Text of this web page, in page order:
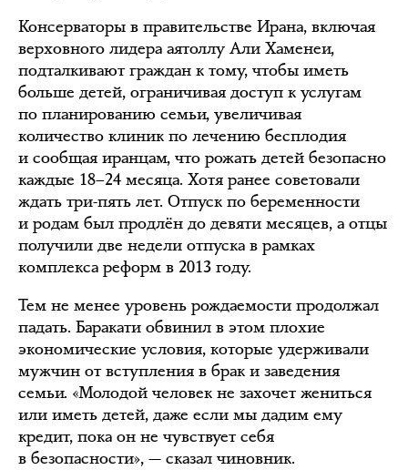
Консерваторы в правительстве Ирана, включая
верховного лидера аятоллу Али Хаменеи,
подталкивают граждан к тому, чтобы иметь
больше детей, ограничивая доступ к услугам
по планированию семьи, увеличивая
количество клиник по лечению бесплодия
и сообщая иранцам, что рожать детей безопасно
каждые 18–24 месяца. Хотя ранее советовали
ждать три-пять лет. Отпуск по беременности
и родам был продлён до девяти месяцев, а отцы
получили две недели отпуска в рамках
комплекса реформ в 2013 году.
Тем не менее уровень рождаемости продолжал
падать. Баракати обвинил в этом плохие
экономические условия, которые удерживали
мужчин от вступления в брак и заведения
семьи. «Молодой человек не захочет жениться
или иметь детей, даже если мы дадим ему
кредит, пока он не чувствует себя
в безопасности», — сказал чиновник.